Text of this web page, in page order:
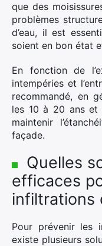
que des
problèmes
d’eau, il est
soient en bon état
En fonction de
intempéries et
recommandé, en
les 10 à 20 ans et
maintenir
façade.
Quelles
efficaces
infiltrations
Pour prévenir les
existe plusieurs